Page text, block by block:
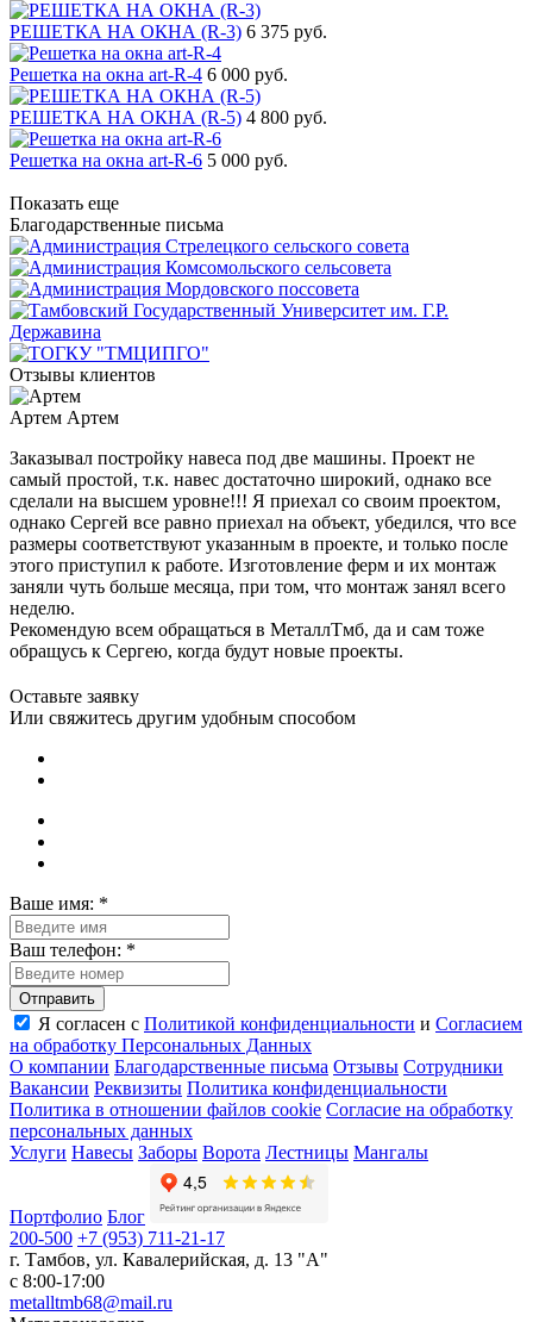
РЕШЕТКА НА ОКНА (R-3) 6 375 руб.
Решетка на окна art-R-4 6 000 руб.
РЕШЕТКА НА ОКНА (R-5) 4 800 руб.
Решетка на окна art-R-6 5 000 руб.
Показать еще
Благодарственные письма
Отзывы клиентов
Артем Артем
Заказывал постройку навеса под две машины. Проект не
самый простой, т.к. навес достаточно широкий, однако все
сделали на высшем уровне!!! Я приехал со своим проектом,
однако Сергей все равно приехал на объект, убедился, что все
размеры соответствуют указанным в проекте, и только после
этого приступил к работе. Изготовление ферм и их монтаж
заняли чуть больше месяца, при том, что монтаж занял всего
неделю.
Рекомендую всем обращаться в МеталлТмб, да и сам тоже
обращусь к Сергею, когда будут новые проекты.
Оставьте заявку
Или свяжитесь другим удобным способом
Ваше имя: *
Ваш телефон: *
Я согласен с Политикой конфиденциальности и Согласием
на обработку Пeрсональных Данных
О компании Благодарственные письма Отзывы Сотрудники
Вакансии Реквизиты Политика конфиденциальности
Политика в отношении файлов cookie Согласие на обработку
персональных данных
Услуги Навесы Заборы Ворота Лестницы Мангалы
Портфолио Блог
200-500 +7 (953) 711-21-17
г. Тамбов, ул. Кавалерийская, д. 13 "А"
с 8:00-17:00
metalltmb68@mail.ru